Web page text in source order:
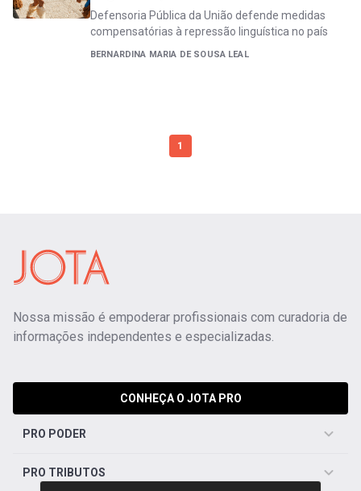
Defensoria Pública da União defende medidas
compensatórias à repressão linguística no país
BERNARDINA MARIA DE SOUSA LEAL
1
Nossa missão é empoderar profissionais com curadoria de
informações independentes e especializadas.
CONHEÇA O JOTA PRO
PRO PODER
PRO TRIBUTOS